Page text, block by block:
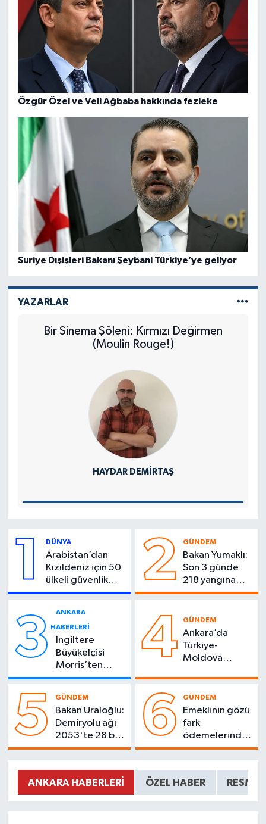
Özgür Özel ve Veli Ağbaba hakkında fezleke
Suriye Dışişleri Bakanı Şeybani Türkiye’ye geliyor
YAZARLAR
Bir Sinema Şöleni: Kırmızı Değirmen
(Moulin Rouge!)
HAYDAR DEMIRTAŞ
1 DÜNYA
Arabistan’dan
Kızıldeniz için 50
ülkeli güvenlik
planı
2 GÜNDEM
Bakan Yumaklı:
Son 3 günde
218 yangına
müdahale
3 ANKARA
HABERLERI
İngiltere
Büyükelçisi
Morris’ten
Türkiye’ye veda
4 GÜNDEM
Ankara’da
Türkiye-
Moldova
5 GÜNDEM
Bakan Uraloğlu:
Demiryolu ağı
2053'te 28 bin
500 kilometre
6 GÜNDEM
Emeklinin gözü
fark
ödemelerinde:
Tarih için geri
ANKARA HABERLERI ÖZEL HABER RESMI